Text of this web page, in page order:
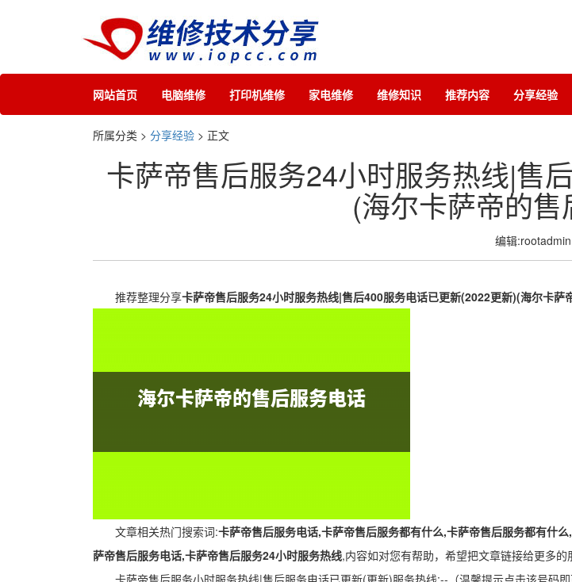
网站首页 电脑维修 打印机维修 家电维修 维修知识 推荐内容 分享经验
所属分类 > 分享经验 > 正文
卡萨帝售后服务24小时服务热线|售
(海尔卡萨帝的
编辑:rootadmin
推荐整理分享卡萨帝售后服务24小时服务热线|售后400服务电话已更新(2022更新)(海尔卡萨
文章相关热门搜索词:卡萨帝售后服务电话,卡萨帝售后服务都有什么,卡萨帝售后服务都有什
萨帝售后服务电话,卡萨帝售后服务24小时服务热线,内容如对您有帮助，希望把文章链接给更多的
卡萨帝售后服务小时服务热线|售后服务电话已更新(更新)服务热线:--（温馨提示点击该号码